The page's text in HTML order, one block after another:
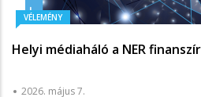
VÉLEMÉNY
Helyi médiaháló a NER
2026. május 7.